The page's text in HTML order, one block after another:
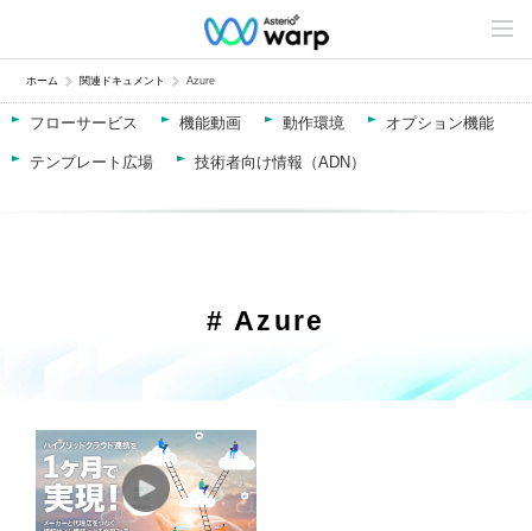
C
n
e
ホーム 関連ドキュメント Azure
フローサービス 機能動画 動作環境 オプション機能
テンプレート広場 技術者向け情報（ADN）
# Azure